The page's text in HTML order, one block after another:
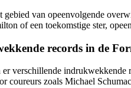
van opeenvolgende
of een toekomstige ster,
records in de
verschillende indrukwekkende
coureurs zoals Michael